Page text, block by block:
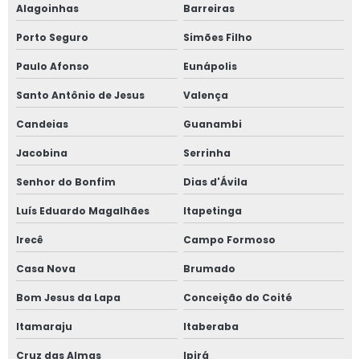
Alagoinhas Barreiras
Porto Seguro Simões Filho
Paulo Afonso Eunápolis
Santo Antônio de Jesus Valença
Candeias Guanambi
Jacobina Serrinha
Senhor do Bonfim Dias d'Ávila
Luís Eduardo Magalhães Itapetinga
Irecê Campo Formoso
Casa Nova Brumado
Bom Jesus da Lapa Conceição do Coité
Itamaraju Itaberaba
Cruz das Almas Ipirá